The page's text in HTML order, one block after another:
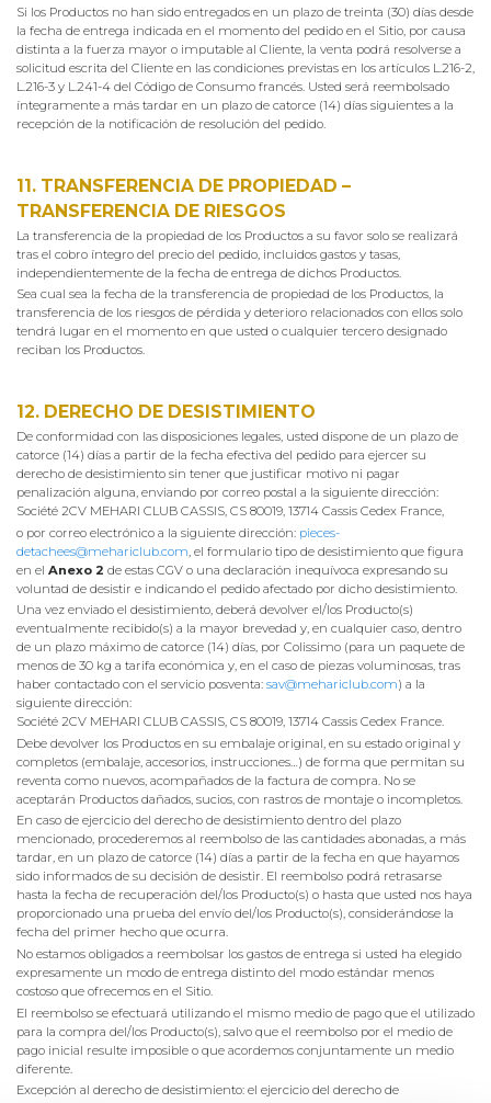
Si los Productos no han sido entregados en un plazo de treinta (30) días desde
la fecha de entrega indicada en el momento del pedido en el Sitio, por causa
distinta a la fuerza mayor o imputable al Cliente, la venta podrá resolverse a
solicitud escrita del Cliente en las condiciones previstas en los artículos L.216-2,
L.216-3 y L.241-4 del Código de Consumo francés. Usted será reembolsado
íntegramente a más tardar en un plazo de catorce (14) días siguientes a la
recepción de la notificación de resolución del pedido.
11. TRANSFERENCIA DE PROPIEDAD –
TRANSFERENCIA DE RIESGOS
La transferencia de la propiedad de los Productos a su favor solo se realizará
tras el cobro íntegro del precio del pedido, incluidos gastos y tasas,
independientemente de la fecha de entrega de dichos Productos.
Sea cual sea la fecha de la transferencia de propiedad de los Productos, la
transferencia de los riesgos de pérdida y deterioro relacionados con ellos solo
tendrá lugar en el momento en que usted o cualquier tercero designado
reciban los Productos.
12. DERECHO DE DESISTIMIENTO
De conformidad con las disposiciones legales, usted dispone de un plazo de
catorce (14) días a partir de la fecha efectiva del pedido para ejercer su
derecho de desistimiento sin tener que justificar motivo ni pagar
penalización alguna, enviando por correo postal a la siguiente dirección:
Société 2CV MEHARI CLUB CASSIS, CS 80019, 13714 Cassis Cedex France,
o por correo electrónico a la siguiente dirección: pieces-
detachees@mehariclub.com , el formulario tipo de desistimiento que figura
en el Anexo 2 de estas CGV o una declaración inequívoca expresando su
voluntad de desistir e indicando el pedido afectado por dicho desistimiento.
Una vez enviado el desistimiento, deberá devolver el/los Producto(s)
eventualmente recibido(s) a la mayor brevedad y, en cualquier caso, dentro
de un plazo máximo de catorce (14) días, por Colissimo (para un paquete de
menos de 30 kg a tarifa económica y, en el caso de piezas voluminosas, tras
haber contactado con el servicio posventa: sav@mehariclub.com) a la
siguiente dirección:
Société 2CV MEHARI CLUB CASSIS, CS 80019, 13714 Cassis Cedex France.
Debe devolver los Productos en su embalaje original, en su estado original y
completos (embalaje, accesorios, instrucciones…) de forma que permitan su
reventa como nuevos, acompañados de la factura de compra. No se
aceptarán Productos dañados, sucios, con rastros de montaje o incompletos.
En caso de ejercicio del derecho de desistimiento dentro del plazo
mencionado, procederemos al reembolso de las cantidades abonadas, a más
tardar, en un plazo de catorce (14) días a partir de la fecha en que hayamos
sido informados de su decisión de desistir. El reembolso podrá retrasarse
hasta la fecha de recuperación del/los Producto(s) o hasta que usted nos haya
proporcionado una prueba del envío del/los Producto(s), considerándose la
fecha del primer hecho que ocurra.
No estamos obligados a reembolsar los gastos de entrega si usted ha elegido
expresamente un modo de entrega distinto del modo estándar menos
costoso que ofrecemos en el Sitio.
El reembolso se efectuará utilizando el mismo medio de pago que el utilizado
para la compra del/los Producto(s), salvo que el reembolso por el medio de
pago inicial resulte imposible o que acordemos conjuntamente un medio
diferente.
Excepción al derecho de desistimiento: el ejercicio del derecho de